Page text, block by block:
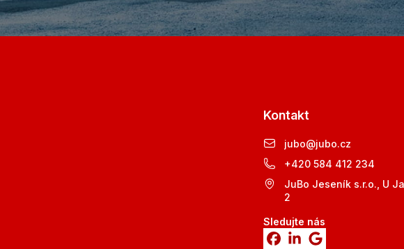
Kontakt
jubo@jubo.cz
+420 584 412 234
JuBo Jeseník s.r.o., U
2
Sledujte nás